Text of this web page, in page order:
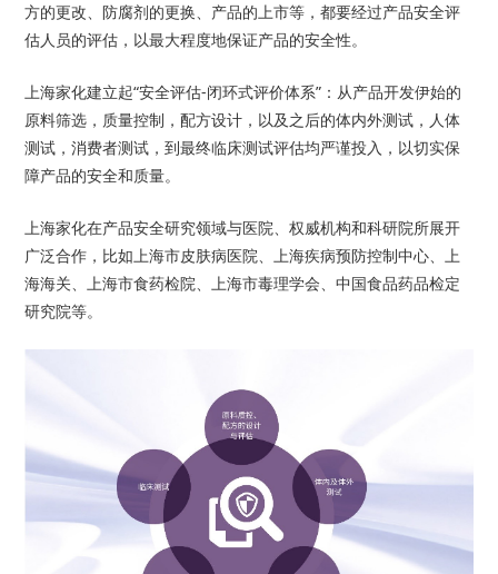
方的更改、防腐剂的更换、产品的上市等，都要经过产品安全评
估人员的评估，以最大程度地保证产品的安全性。
上海家化建立起“安全评估-闭环式评价体系”：从产品开发伊始的
原料筛选，质量控制，配方设计，以及之后的体内外测试，人体
测试，消费者测试，到最终临床测试评估均严谨投入，以切实保
障产品的安全和质量。
上海家化在产品安全研究领域与医院、权威机构和科研院所展开
广泛合作，比如上海市皮肤病医院、上海疾病预防控制中心、上
海海关、上海市食药检院、上海市毒理学会、中国食品药品检定
研究院等。